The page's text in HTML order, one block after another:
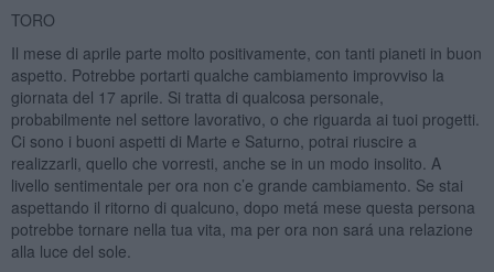
TORO
Il mese di aprile parte molto positivamente, con tanti pianeti in buon
aspetto. Potrebbe portarti qualche cambiamento improvviso la
giornata del 17 aprile. Si tratta di qualcosa personale,
probabilmente nel settore lavorativo, o che riguarda ai tuoi progetti.
Ci sono i buoni aspetti di Marte e Saturno, potrai riuscire a
realizzarli, quello che vorresti, anche se in un modo insolito. A
livello sentimentale per ora non c’e grande cambiamento. Se stai
aspettando il ritorno di qualcuno, dopo metá mese questa persona
potrebbe tornare nella tua vita, ma per ora non sará una relazione
alla luce del sole.